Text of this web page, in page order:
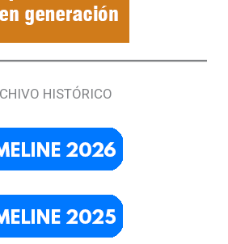
HISTÓRICO